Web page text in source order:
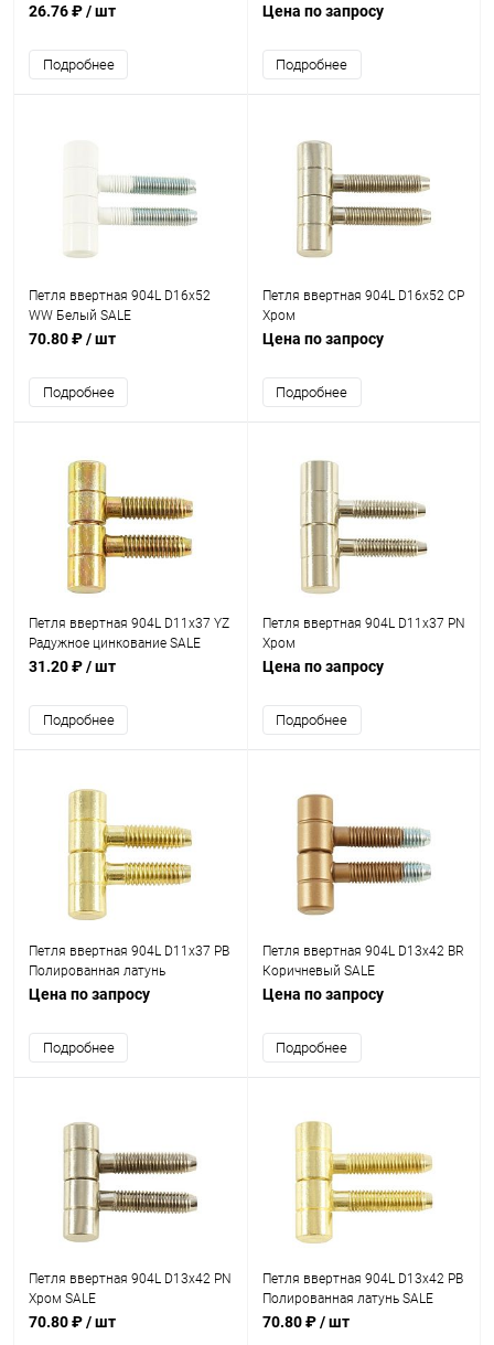
26.76 ₽/ шт
Подробнее
Цена по запросу
Подробнее
Петля ввертная 904L D16x52
WW Белый SALE
70.80 ₽/ шт
Подробнее
Петля ввертная 904L D16x52 СP
Хром
Цена по запросу
Подробнее
Петля ввертная 904L D11x37 YZ
Радужное цинкование SALE
31.20 ₽/ шт
Подробнее
Петля ввертная 904L D11x37 PN
Хром
Цена по запросу
Подробнее
Петля ввертная 904L D11x37 PB
Полированная латунь
Цена по запросу
Подробнее
Петля ввертная 904L D13x42 BR
Коричневый SALE
Цена по запросу
Подробнее
Петля ввертная 904L D13x42 PN
Хром SALE
70.80 ₽/ шт
Петля ввертная 904L D13x42 PB
Полированная латунь SALE
70.80 ₽/ шт